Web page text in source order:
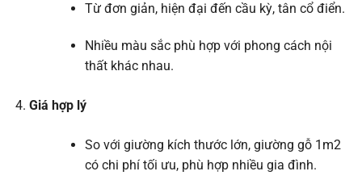
Từ đơn giản, hiện đại đến cầu kỳ, tân cổ điển.
Nhiều màu sắc phù hợp với phong cách nội
thất khác nhau.
Giá hợp lý
So với giường kích thước lớn, giường gỗ 1m2
có chi phí tối ưu, phù hợp nhiều gia đình.